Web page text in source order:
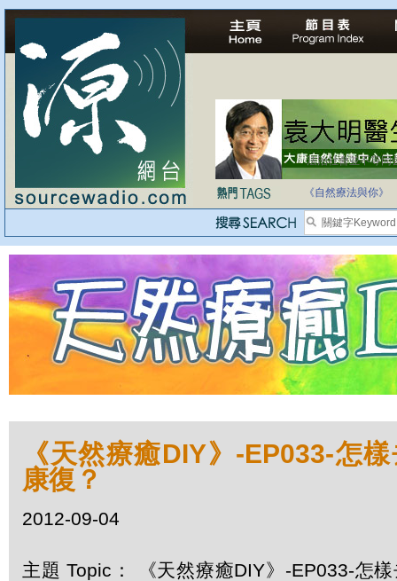
法治社會並不等同
自家教育合法化-
《自然療法與你》
《天然療癒DIY》-EP033-怎
康復？
2012-09-04
主題 Topic： 《天然療癒DIY》-EP033-怎樣